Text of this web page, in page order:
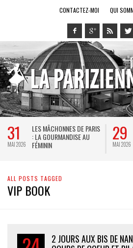
CONTACTEZ-MOI QUI
31
MAI 2026
LES MÂCHONNES DE PARIS
: LA GOURMANDISE AU
FÉMININ
29
MAI 2026
ALL POSTS TAGGED
VIP BOOK
2 JOURS AUX BIS DE